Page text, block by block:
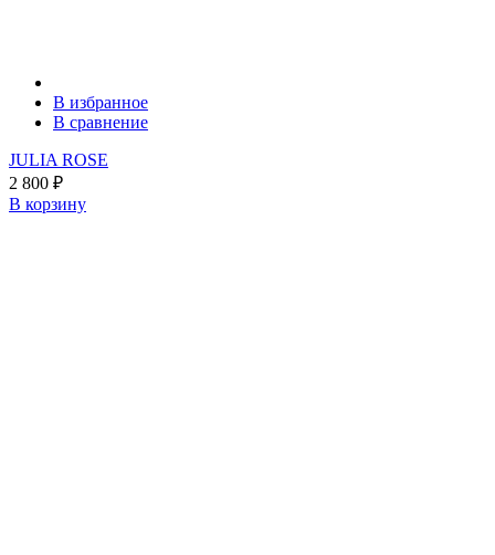
В избранное
В сравнение
JULIA ROSE
2 800 ₽
В корзину